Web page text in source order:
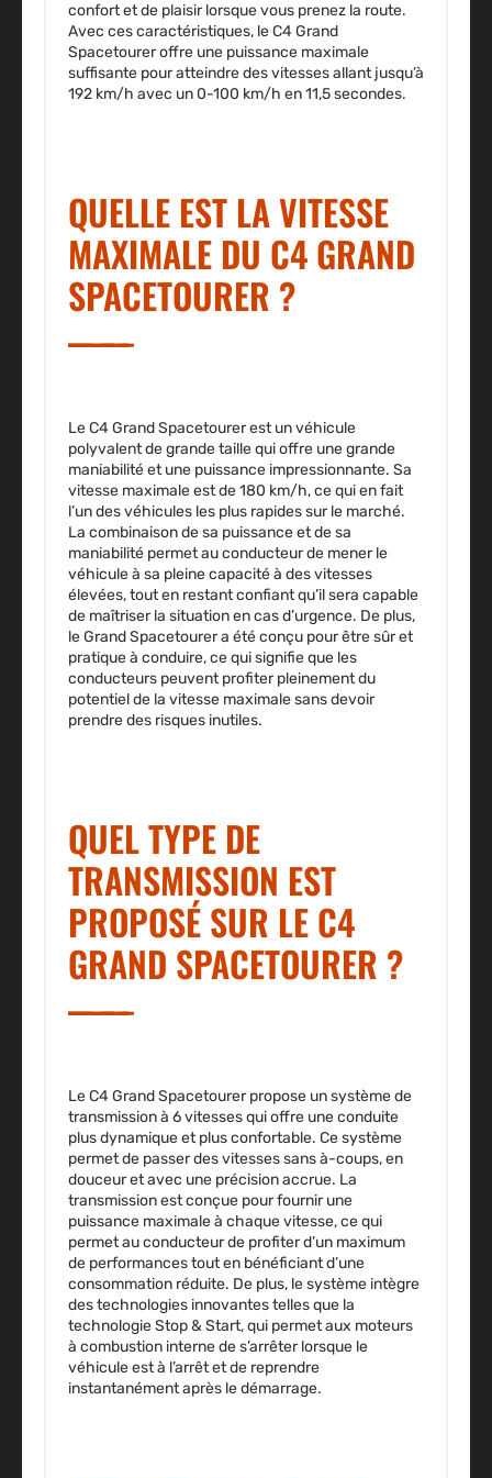
confort et de plaisir lorsque vous prenez la route.
Avec ces caractéristiques, le C4 Grand
Spacetourer offre une puissance maximale
suffisante pour atteindre des vitesses allantjusqu’à
192 km/h avec un 0-100 km/h en 11,5 secondes.
QUELLE EST LA VITESSE
MAXIMALE DU C4 GRAND
SPACETOURER ?
Le C4 Grand Spacetourer est un véhicule
polyvalent de grande taille qui offre une grande
maniabilité et une puissance impressionnante. Sa
vitesse maximale est de 180 km/h, ce qui en fait
l’un des véhicules les plus rapides sur le marché.
La combinaison de sa puissance et de sa
maniabilité permet au conducteur de mener le
véhicule à sa pleine capacité à des vitesses
élevées, tout en restant confiant qu’il sera capable
de maîtriser la situation en cas d’urgence. De plus,
le Grand Spacetourer a été conçu pour être sûr et
pratique à conduire, ce qui signifie que les
conducteurs peuvent profiter pleinement du
potentiel de la vitesse maximale sans devoir
prendre des risques inutiles.
QUEL TYPE DE
TRANSMISSION EST
PROPOSÉ SUR LE C4
GRAND SPACETOURER ?
Le C4 Grand Spacetourer propose un système de
transmission à 6 vitesses qui offre une conduite
plus dynamique et plus confortable. Ce système
permet de passer des vitesses sans à-coups, en
douceur et avec une précision accrue. La
transmission est conçue pour fournir une
puissance maximale à chaque vitesse, ce qui
permet au conducteur de profiter d’un maximum
de performances tout en bénéficiant d’une
consommation réduite. De plus, le système intègre
des technologies innovantes telles que la
technologie Stop & Start, qui permet aux moteurs
à combustion interne de s’arrêter lorsque le
véhicule est à l’arrêt et de reprendre
instantanément après le démarrage.